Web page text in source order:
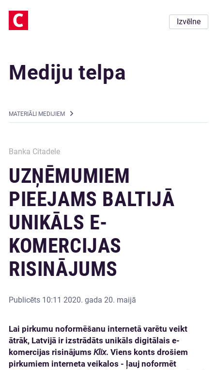
Izvēlne
Mediju telpa
MATERIĀLI MEDIJIEM
Banka Citadele
UZŅĒMUMIEM
PIEEJAMS BALTIJĀ
UNIKĀLS E-
KOMERCIJAS
RISINĀJUMS
Publicēts 10:11 2020. gada 20. maijā
Lai pirkumu noformēšanu internetā varētu veikt
ātrāk, Latvijā ir izstrādāts unikāls digitālais e-
komercijas risinājums Klix. Viens konts drošiem
pirkumiem interneta veikalos - ļauj noformēt